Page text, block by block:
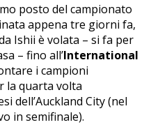
posto del campionato
appena tre giorni fa,
Ishii è volata – si fa per
– fino all’International
i campioni
la quarta volta
dell’Auckland City (nel
in semifinale).